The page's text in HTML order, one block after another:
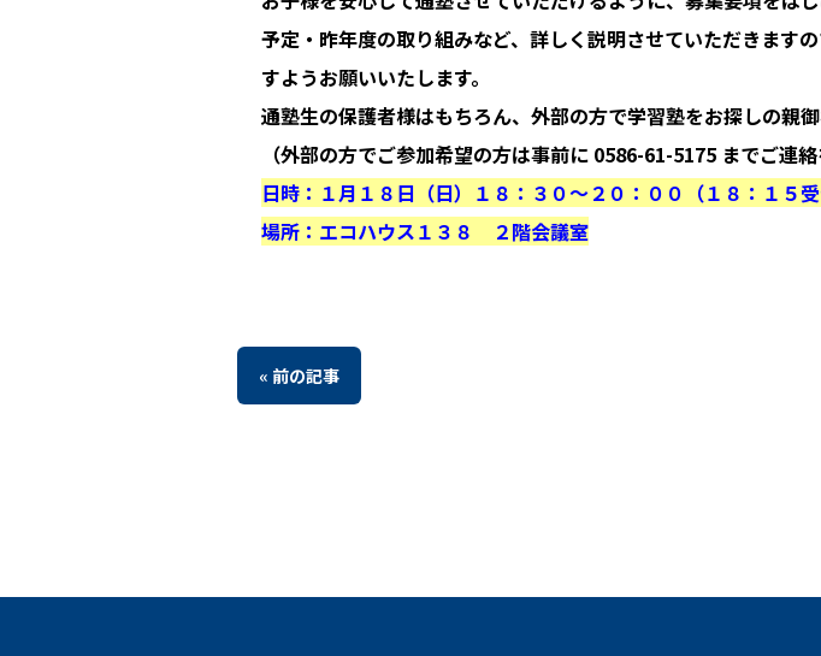
予定・昨年度の取り組みなど、詳しく説明させていただきます
すようお願いいたします。
通塾生の保護者様はもちろん、外部の方で学習塾をお探しの親
（外部の方でご参加希望の方は事前に 0586-61-5175 までご連絡
日時：１月１８日（日）１８：３０〜２０：００（１８：１５受
場所：エコハウス１３８ ２階会議室
« 前の記事